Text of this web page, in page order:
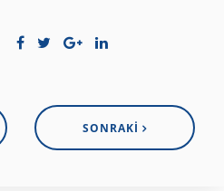
SONRAKI